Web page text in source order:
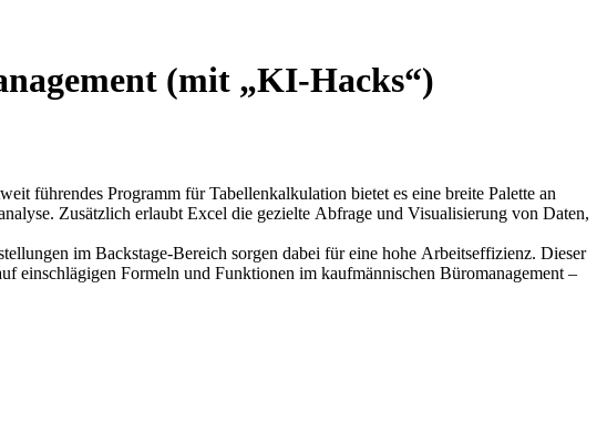
(mit „KI-Hacks“)
führendes Programm für Tabellenkalkulation bietet es eine breite Palette an
Zusätzlich erlaubt Excel die gezielte Abfrage und Visualisierung von Daten,
im Backstage-Bereich sorgen dabei für eine hohe Arbeitseffizienz. Dieser
einschlägigen Formeln und Funktionen im kaufmännischen Büromanagement –